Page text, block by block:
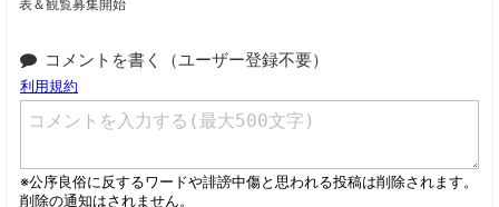
表＆観覧募集開始
コメントを書く（ユーザー登録不要）